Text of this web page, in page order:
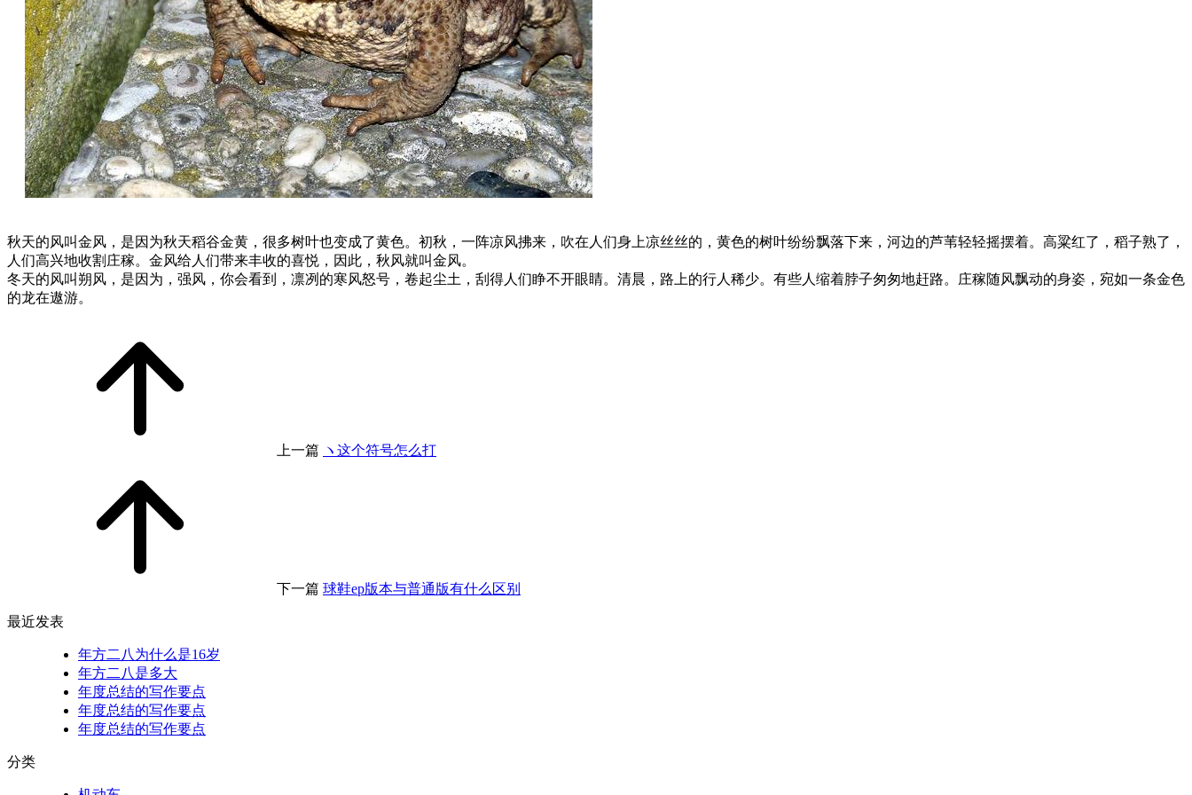
秋天的风叫金风，是因为秋天稻谷金黄，很多树叶也变成了黄色。初秋，一阵凉风拂来，吹在人们身上凉丝丝的，黄色的树叶纷纷飘落下来，河边的芦苇轻轻摇摆着。高粱红了，稻子熟了，
人们高兴地收割庄稼。金风给人们带来丰收的喜悦，因此，秋风就叫金风。
冬天的风叫朔风，是因为，强风，你会看到，凛冽的寒风怒号，卷起尘土，刮得人们睁不开眼睛。清晨，路上的行人稀少。有些人缩着脖子匆匆地赶路。庄稼随风飘动的身姿，宛如一条金色
的龙在遨游。
上一篇 ヽ这个符号怎么打
下一篇 球鞋ep版本与普通版有什么区别
最近发表
年方二八为什么是16岁
年方二八是多大
年度总结的写作要点
年度总结的写作要点
年度总结的写作要点
分类